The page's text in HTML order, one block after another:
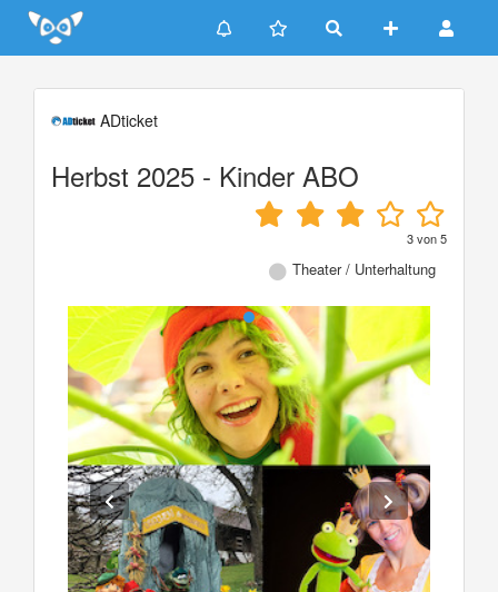
Update cookies preferences
ADticket
Herbst 2025 - Kinder ABO
3von5
Theater / Unterhaltung